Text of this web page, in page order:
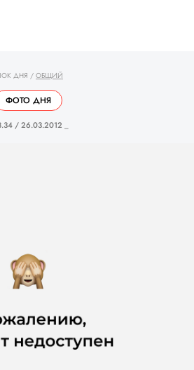
ДНЯ / ОБЩИЙ
ФОТО ДНЯ
/ 26.03.2012 _